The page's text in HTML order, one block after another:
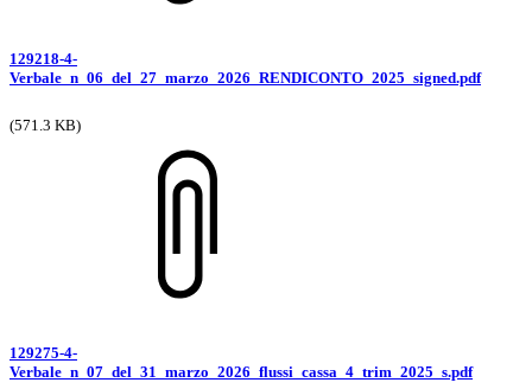
129218-4-
Verbale_n_06_del_27_marzo_2026_RENDICONTO_2025_signed.pdf
(571.3 KB)
129275-4-
Verbale_n_07_del_31_marzo_2026_flussi_cassa_4_trim_2025_s.pdf